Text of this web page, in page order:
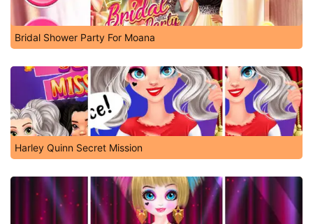
Bridal Shower Party For Moana
Harley Quinn Secret Mission